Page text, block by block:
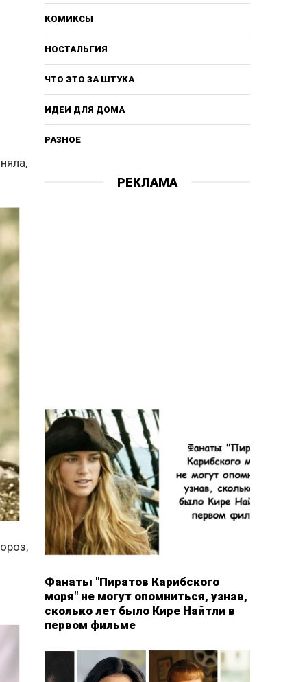
КОМИКСЫ
НОСТАЛЬГИЯ
ЧТО ЭТО ЗА ШТУКА
ИДЕИ ДЛЯ ДОМА
РАЗНОЕ
РЕКЛАМА
Фанаты "Пиратов Карибского
моря" не могут опомниться, узнав,
сколько лет было Кире Найтли в
первом фильме